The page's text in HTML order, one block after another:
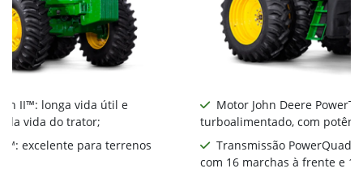
II™: longa vida útil e
da vida do trator;
excelente para terrenos
Motor John Deere
turboalimentado, com
Transmissão PowerQuad
com 16 marchas à frente e